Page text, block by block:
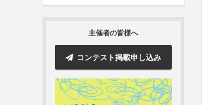
主催者の皆様へ
コンテスト掲載申し込み